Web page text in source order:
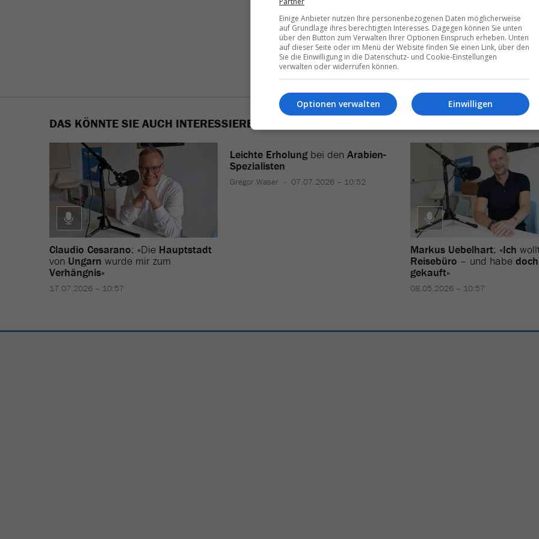
DAS KÖNNTE SIE AUCH INTERESSIEREN
Claudio Cesarano: «Die Hauptstadt
von Ungarn wurde mir zum
Verhängnis»
17.07.2026 – 10:57
Leichte Erholungbei den Arabien-
Spezialisten
Gregor Waser 07.07.2026 – 10:52
Markus Uebelhart: «Ich
Reisebüro – und habe doch
gekauft»
08.05.2026 – 10:57
Einige Anbieter nutzen Ihre personenbezogenen Daten möglicherweise
auf Grundlage ihres berechtigten Interesses. Dagegen können Sie unten
über den Button zum Verwalten Ihrer Optionen Einspruch erheben. Unten
auf dieser Seite oder im Menü der Website finden Sie einen Link, über den
Sie die Einwilligung in die Datenschutz- und Cookie-Einstellungen
verwalten oder widerrufen können.
Einwilligen
Optionen verwalten